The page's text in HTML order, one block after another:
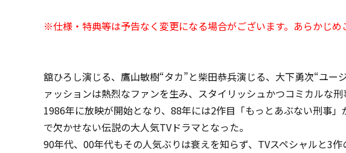
※仕様・特典等は予告なく変更になる場合がございます。あらかじめ
舘ひろし演じる、鷹山敏樹“タカ”と柴田恭兵演じる、大下勇次“ユ
ァッションは熱烈なファンを生み、スタイリッシュかつコミカルな
1986年に放映が開始となり、88年には2作目「もっとあぶない刑事
で欠かせない伝説の大人気TVドラマとなった。
90年代、00年代もその人気ぶりは衰えを知らず、TVスペシャルと3